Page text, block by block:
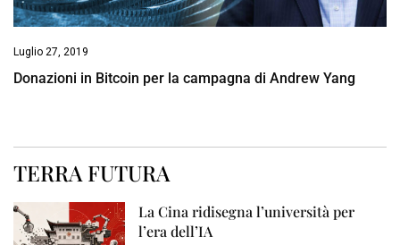
Luglio 27, 2019
Donazioni in Bitcoin per la campagna di Andrew Yang
TERRA FUTURA
La Cina ridisegna l’università per
l’era dell’IA